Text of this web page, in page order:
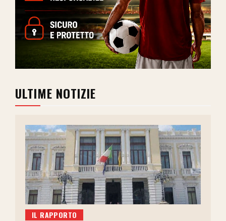
ULTIME NOTIZIE
IL RAPPORTO